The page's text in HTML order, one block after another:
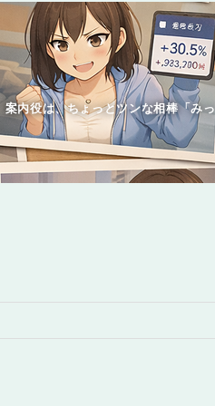
内役は、ちょっとツンな相棒「みっ